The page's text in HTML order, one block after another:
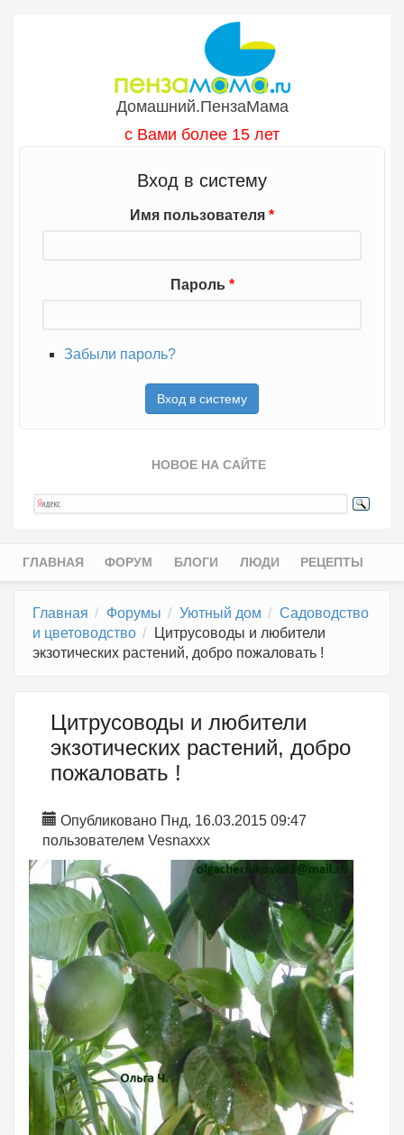
Домашний.ПензаМама
с Вами более 15 лет
Вход в систему
Имя пользователя *
Пароль *
Забыли пароль?
НОВОЕ НА САЙТЕ
Главное меню
ГЛАВНАЯ ФОРУМ БЛОГИ ЛЮДИ РЕЦЕПТЫ
Главная Форумы Уютный дом
Садоводство
и цветоводство
Цитрусоводы и любители
экзотических растений, добро пожаловать !
Цитрусоводы и любители
экзотических растений, добро
пожаловать !
Опубликовано Пнд, 16.03.2015 09:47
пользователем Vesnaxxx